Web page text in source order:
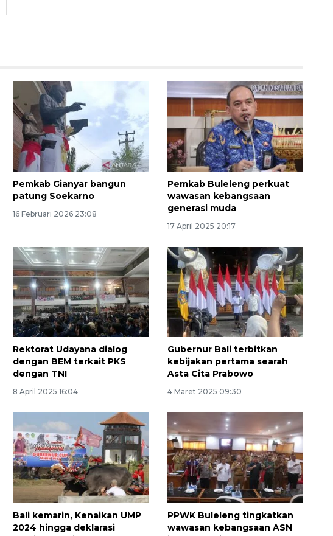
Pemkab Gianyar bangun
patung Soekarno
16 Februari 2026 23:08
Pemkab Buleleng perkuat
wawasan kebangsaan
generasi muda
17 April 2025 20:17
Rektorat Udayana dialog
dengan BEM terkait PKS
dengan TNI
8 April 2025 16:04
Gubernur Bali terbitkan
kebijakan pertama searah
Asta Cita Prabowo
4 Maret 2025 09:30
Bali kemarin, Kenaikan UMP
2024 hingga deklarasi
PPWK Buleleng tingkatkan
wawasan kebangsaan ASN
Waspadai penyakit saat
musim kemarau
2026-08-05 12:00:00